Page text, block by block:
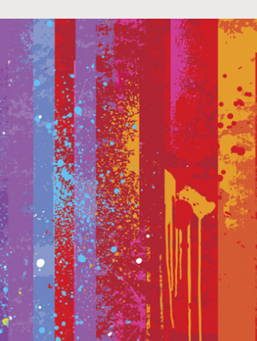
す キュレーターから探す 特集
Legendary
成プロジェクト 調達額が大きいプロジ